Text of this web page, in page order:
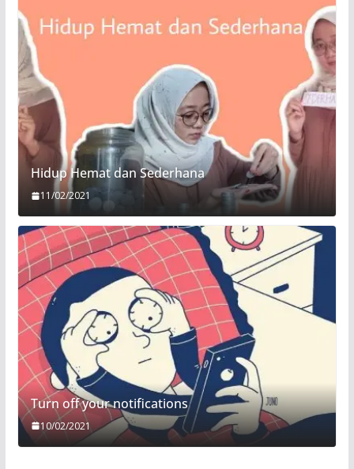
Hidup Hemat dan Sederhana
11/02/2021
Turn off your notifications
10/02/2021